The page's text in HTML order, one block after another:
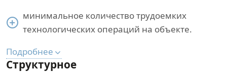
минимальное количество трудоемких
технологических операций на объекте.
Подробнее
Структурное